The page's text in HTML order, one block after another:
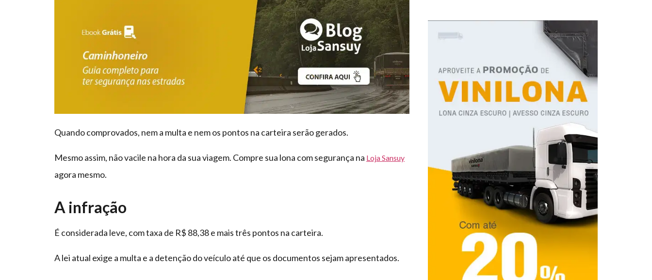
Quando comprovados, nem a multa e nem os pontos na carteira serão gerados.
Mesmo assim, não vacile na hora da sua viagem. Compre sua lona com segurança na Loja Sansuy
agora mesmo.
A infração
É considerada leve, com taxa de R$ 88,38 e mais três pontos na carteira.
A lei atual exige a multa e a detenção do veículo até que os documentos sejam apresentados.